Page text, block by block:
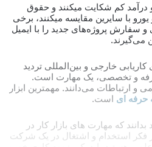
درآمد کم شکایت میکنند و حقوق
یورو با سایرین مقایسه میکنند، برخی
سفارش پروژه‌های جدید را با ایمیل
می‌گیرند.
خارجی و بین‌المللی تردید
و تخصصی، یک مهارت است.
و ارتباطات می‌دانند. مهمترین ابزار
حرفه ای است.
که مهارت های بازار کار در
فکر استخدام و اشتغال در یک شرکت